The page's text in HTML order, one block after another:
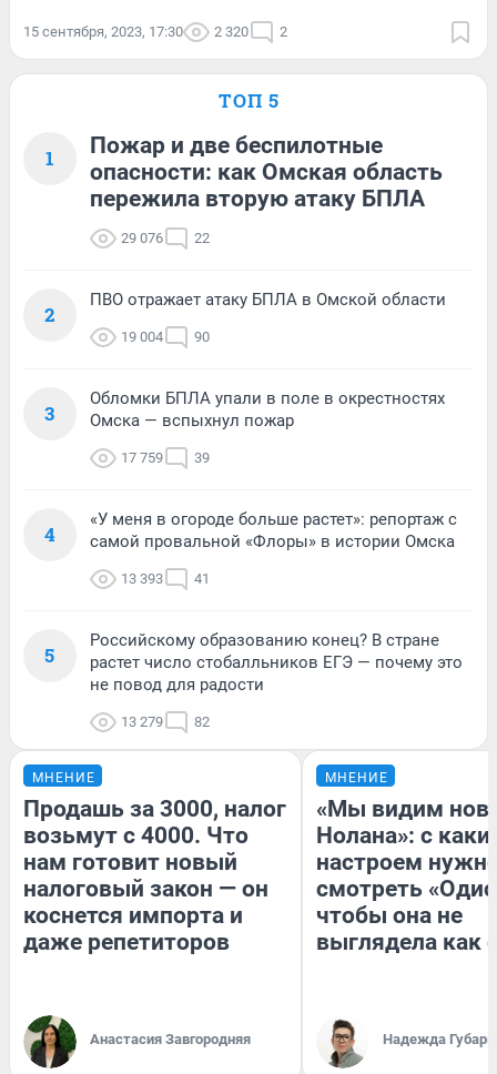
15 сентября, 2023, 17:30 2 320 2
ТОП 5
1
Пожар и две беспилотные
опасности: как Омская область
пережила вторую атаку БПЛА
29 076 22
2
ПВО отражает атаку БПЛА в Омской области
19 004 90
3
Обломки БПЛА упали в поле в окрестностях
Омска — вспыхнул пожар
17 759 39
4
«У меня в огороде больше растет»: репортаж с
самой провальной «Флоры» в истории Омска
13 393 41
5
Российскому образованию конец? В стране
растет число стобалльников ЕГЭ — почему это
не повод для радости
13 279 82
МНЕНИЕ
Продашь за 3000, налог
возьмут с 4000. Что
нам готовит новый
налоговый закон — он
коснется импорта и
даже репетиторов
Анастасия Завгородняя
МНЕНИЕ
«Мы видим
Нолана»: с
настроем
смотреть
чтобы она не
выглядела как
Надежда Губарь